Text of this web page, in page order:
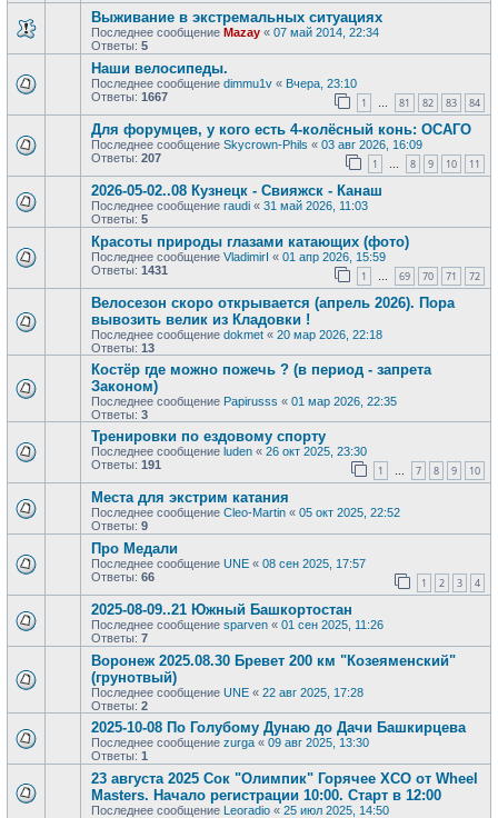
Выживание в экстремальных ситуациях
Последнее сообщение Mazay « 07 май 2014, 22:34
Ответы: 5
Наши велосипеды.
Последнее сообщение dimmu1v « Вчера, 23:10
Ответы: 1667 1 … 81 82 83 84
Для форумцев, у кого есть 4-колёсный конь: ОСАГО
Последнее сообщение Skycrown-Phils « 03 авг 2026, 16:09
Ответы: 207 1 … 8 9 10 11
2026-05-02..08 Кузнецк - Свияжск - Канаш
Последнее сообщение raudi « 31 май 2026, 11:03
Ответы: 5
Красоты природы глазами катающих (фото)
Последнее сообщение VladimirI « 01 апр 2026, 15:59
Ответы: 1431 1 … 69 70 71 72
Велосезон скоро открывается (апрель 2026). Пора
вывозить велик из Кладовки !
Последнее сообщение dokmet « 20 мар 2026, 22:18
Ответы: 13
Костёр где можно пожечь ? (в период - запрета
Законом)
Последнее сообщение Papirusss « 01 мар 2026, 22:35
Ответы: 3
Тренировки по ездовому спорту
Последнее сообщение luden « 26 окт 2025, 23:30
Ответы: 191 1 … 7 8 9 10
Места для экстрим катания
Последнее сообщение Cleo-Martin « 05 окт 2025, 22:52
Ответы: 9
Про Медали
Последнее сообщение UNE « 08 сен 2025, 17:57
Ответы: 66 1 2 3 4
2025-08-09..21 Южный Башкортостан
Последнее сообщение sparven « 01 сен 2025, 11:26
Ответы: 7
Воронеж 2025.08.30 Бревет 200 км "Козеяменский"
(грунотвый)
Последнее сообщение UNE « 22 авг 2025, 17:28
Ответы: 2
2025-10-08 По Голубому Дунаю до Дачи Башкирцева
Последнее сообщение zurga « 09 авг 2025, 13:30
Ответы: 1
23 августа 2025 Сок "Олимпик" Горячее XCO от Wheel
Masters. Начало регистрации 10:00. Старт в 12:00
Последнее сообщение Leoradio « 25 июл 2025, 14:50